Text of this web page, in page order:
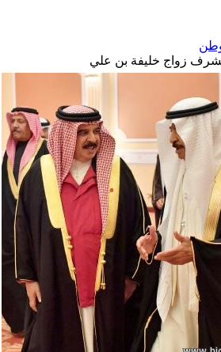
يشرف زواج خليفة بن علي